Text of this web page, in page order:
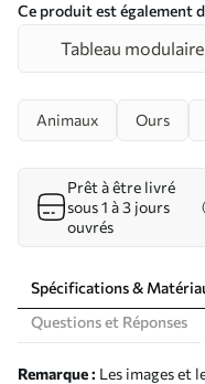
Ce produit est également
Tableau modulaire
Animaux Ours
Prêt à être livré
sous 1 à 3 jours
ouvrés
Spécifications &
Questions et Réponses
Remarque : Les images et